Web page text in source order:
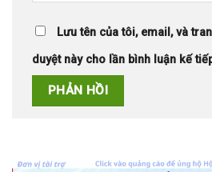
Lưu tên của tôi, email, và
duyệt này cho lần bình luận kế